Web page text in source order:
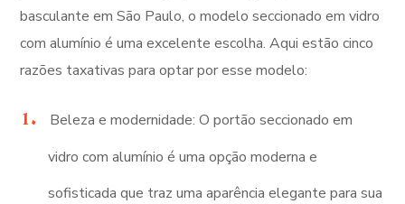
basculante em São Paulo, o modelo seccionado em vidro
com alumínio é uma excelente escolha. Aqui estão cinco
razões taxativas para optar por esse modelo:
Beleza e modernidade: O portão seccionado em
vidro com alumínio é uma opção moderna e
sofisticada que traz uma aparência elegante para sua